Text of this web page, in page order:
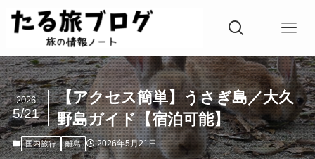
【アクセス簡単】うさぎ島／大久
野島ガイド【宿泊可能】
2026
5/21
国内旅行 離島 2026年5月21日